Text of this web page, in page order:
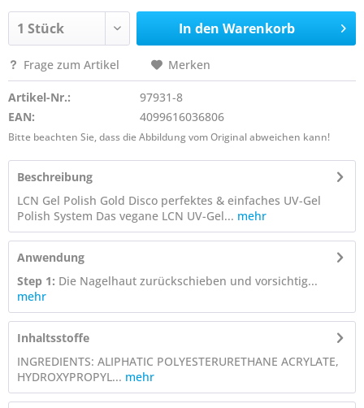
In den Warenkorb
Frage zum Artikel Merken
Artikel-Nr.:
97931-8
EAN:
4099616036806
Bitte beachten Sie, dass die Abbildung vom Original abweichen kann!
Beschreibung
LCN Gel Polish Gold Disco perfektes & einfaches UV-Gel
Polish System Das vegane LCN UV-Gel... mehr
Anwendung
Step 1: Die Nagelhaut zurückschieben und vorsichtig...
mehr
Inhaltsstoffe
INGREDIENTS: ALIPHATIC POLYESTERURETHANE ACRYLATE,
HYDROXYPROPYL... mehr